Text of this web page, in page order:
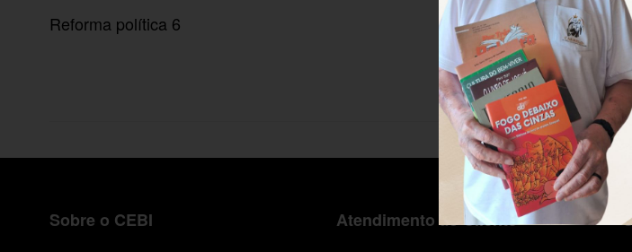
Reforma política 6
Sobre o CEBI Atendimento ao Cliente